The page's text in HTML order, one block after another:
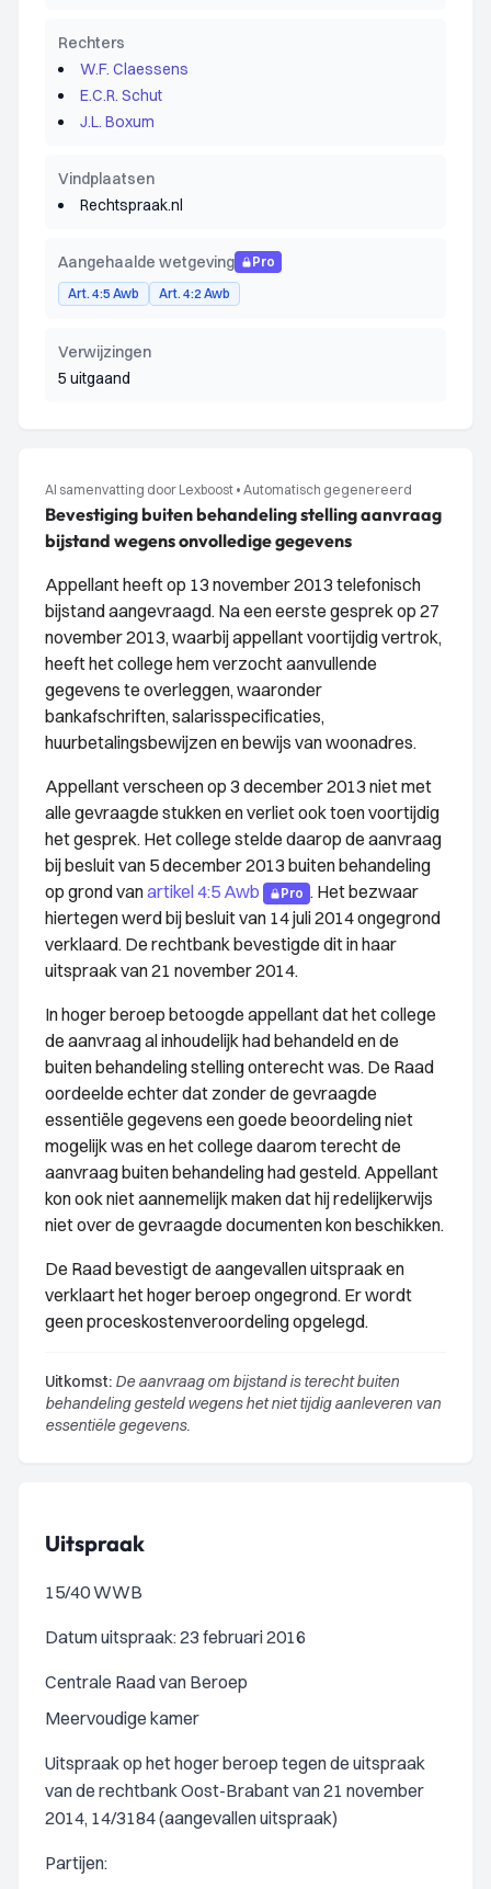
Rechters
W.F. Claessens
E.C.R. Schut
J.L. Boxum
Vindplaatsen
Rechtspraak.nl
Aangehaalde wetgeving
Pro
Art. 4:5 Awb
Art. 4:2 Awb
Verwijzingen
5 uitgaand
AI samenvatting door Lexboost • Automatisch gegenereerd
Bevestiging buiten behandeling stelling aanvraag
bijstand wegens onvolledige gegevens
Appellant heeft op 13 november 2013 telefonisch
bijstand aangevraagd. Na een eerste gesprek op 27
november 2013, waarbij appellant voortijdig vertrok,
heeft het college hem verzocht aanvullende
gegevens te overleggen, waaronder
bankafschriften, salarisspecificaties,
huurbetalingsbewijzen en bewijs van woonadres.
Appellant verscheen op 3 december 2013 niet met
alle gevraagde stukken en verliet ook toen voortijdig
het gesprek. Het college stelde daarop de aanvraag
bij besluit van 5 december 2013 buiten behandeling
op grond vanartikel 4:5 Awb Pro . Het bezwaar
hiertegen werd bij besluit van 14 juli 2014 ongegrond
verklaard. De rechtbank bevestigde dit in haar
uitspraak van 21 november 2014.
In hoger beroep betoogde appellant dat het college
de aanvraag al inhoudelijk had behandeld en de
buiten behandeling stelling onterecht was. De Raad
oordeelde echter dat zonder de gevraagde
essentiële gegevens een goede beoordeling niet
mogelijk was en het college daarom terecht de
aanvraag buiten behandeling had gesteld. Appellant
kon ook niet aannemelijk maken dat hij redelijkerwijs
niet over de gevraagde documenten kon beschikken.
De Raad bevestigt de aangevallen uitspraak en
verklaart het hoger beroep ongegrond. Er wordt
geen proceskostenveroordeling opgelegd.
Uitkomst: De aanvraag om bijstand is terecht buiten
behandeling gesteld wegens het niet tijdig aanleveren van
essentiële gegevens.
Uitspraak
15/40 WWB
Datum uitspraak: 23 februari 2016
Centrale Raad van Beroep
Meervoudige kamer
Uitspraak op het hoger beroep tegen de uitspraak
van de rechtbank Oost-Brabant van 21 november
2014, 14/3184 (aangevallen uitspraak)
Partijen: